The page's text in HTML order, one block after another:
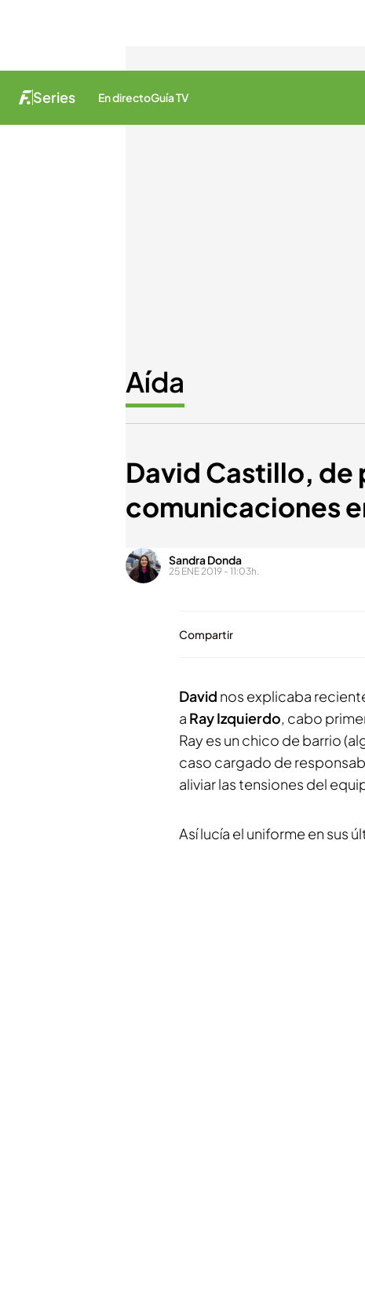
Series En directoGuía TV
Aída
David Castillo, de
comunicaciones
Sandra Donda
25 ENE 2019 - 11:03h.
Compartir
David nos explicaba
a Ray Izquierdo, cabo
Ray es un chico de barrio
caso cargado de
aliviar las tensiones del
Así lucía el uniforme en sus